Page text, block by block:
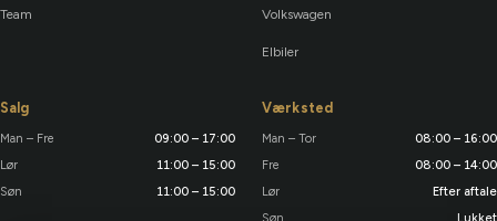
Team Volkswagen
Elbiler
Salg
Man – Fre
09:00 – 17:00
Lør
11:00 – 15:00
Søn
11:00 – 15:00
Værksted
Man – Tor
08:00 – 16:00
Fre
08:00 – 14:00
Lør
Efter aftale